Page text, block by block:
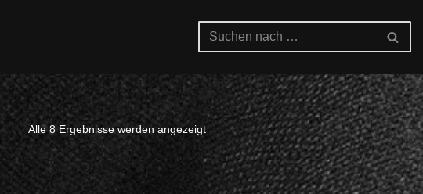
Alle 8 Ergebnisse werden angezeigt